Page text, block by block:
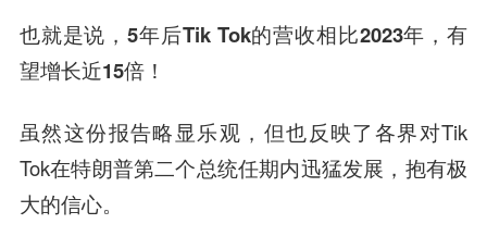
也就是说，5年后Tik Tok的营收相比2023年，有
望增长近15倍！
虽然这份报告略显乐观，但也反映了各界对Tik
Tok在特朗普第二个总统任期内迅猛发展，抱有极
大的信心。